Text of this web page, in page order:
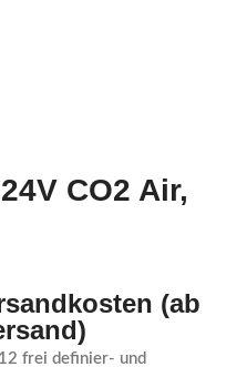
CO2 Air,
(ab
12 frei definier- und